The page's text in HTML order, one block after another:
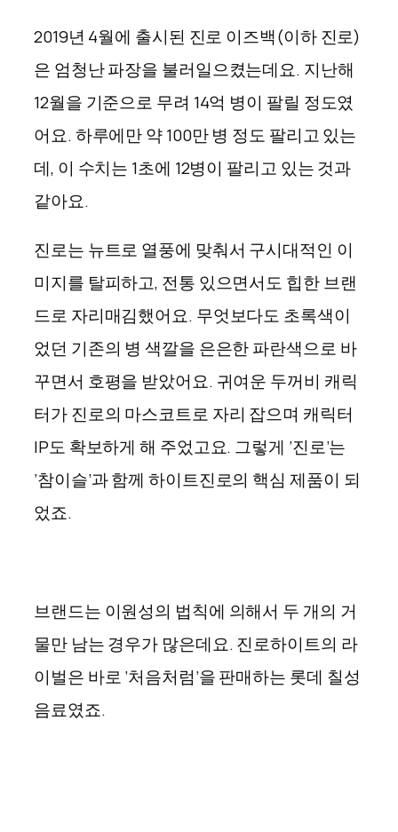
2019년 4월에 출시된 진로 이즈백(이하 진로)
은 엄청난 파장을 불러일으켰는데요. 지난해
12월을 기준으로 무려 14억 병이 팔릴 정도였
어요. 하루에만 약 100만 병 정도 팔리고 있는
데, 이 수치는 1초에 12병이 팔리고 있는 것과
같아요.
진로는 뉴트로 열풍에 맞춰서 구시대적인 이
미지를 탈피하고, 전통 있으면서도 힙한 브랜
드로 자리매김했어요. 무엇보다도 초록색이
었던 기존의 병 색깔을 은은한 파란색으로 바
꾸면서 호평을 받았어요. 귀여운 두꺼비 캐릭
터가 진로의 마스코트로 자리 잡으며 캐릭터
IP도 확보하게 해 주었고요. 그렇게 ‘진로’는
‘참이슬’과 함께 하이트진로의 핵심 제품이 되
었죠.
브랜드는 이원성의 법칙에 의해서 두 개의 거
물만 남는 경우가 많은데요. 진로하이트의 라
이벌은 바로 ‘처음처럼’을 판매하는 롯데 칠성
음료였죠.